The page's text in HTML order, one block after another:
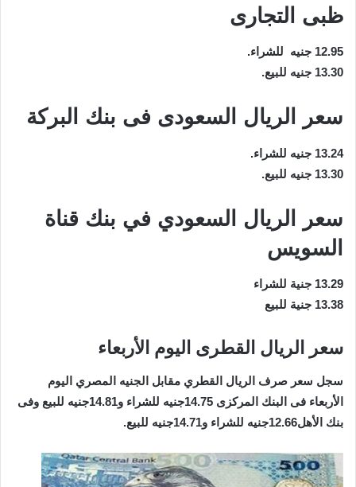
ظبى التجارى
12.95 جنيه للشراء.
13.30 جنيه للبيع.
سعر الريال السعودى فى بنك البركة
13.24 جنيه للشراء.
13.30 جنيه للبيع.
سعر الريال السعودي في بنك قناة
السويس
13.29 جنية للشراء
13.38 جنية للبيع
سعر الريال القطرى اليوم الأربعاء
سجل سعر صرف الريال القطري مقابل الجنيه المصري اليوم
الأربعاء فى البنك المركزى 14.75جنيه للشراء و14.81جنيه للبيع وفى
بنك الأهل12.66جنيه للشراء و14.71جنيه للبيع.